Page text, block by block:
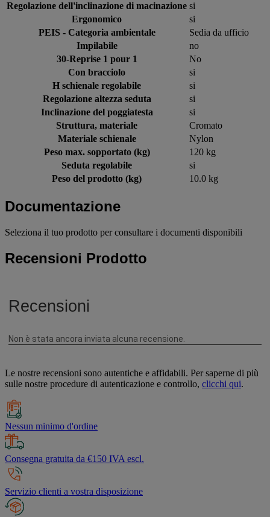
Regolazione dell'inclinazione di macinazione si
Ergonomico
si
PEIS - Categoria ambientale
Sedia da ufficio
Impilabile
no
30-Reprise 1 pour 1
No
Con bracciolo
si
H schienale regolabile
si
Regolazione altezza seduta
si
Inclinazione del poggiatesta
si
Struttura, materiale
Cromato
Materiale schienale
Nylon
Peso max. sopportato (kg)
120 kg
Seduta regolabile
si
Peso del prodotto (kg)
10.0 kg
Documentazione
Seleziona il tuo prodotto per consultare i documenti disponibili
Recensioni Prodotto
Le nostre recensioni sono autentiche e affidabili. Per saperne di più
sulle nostre procedure di autenticazione e controllo, clicchi qui.
Nessun minimo d'ordine
Consegna gratuita da €150 IVA escl.
Servizio clienti a vostra disposizione